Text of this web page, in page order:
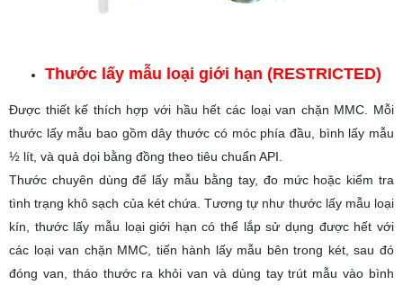
Thước lấy mẫu loại giới hạn (RESTRICTED)
Được thiết kế thích hợp với hầu hết các loại van chặn MMC. Mỗi
thước lấy mẫu bao gồm dây thước có móc phía đầu, bình lấy mẫu
½ lít, và quả dọi bằng đồng theo tiêu chuẩn API.
Thước chuyên dùng để lấy mẫu bằng tay, đo mức hoặc kiểm tra
tình trạng khô sạch của két chứa. Tương tự như thước lấy mẫu loại
kín, thước lấy mẫu loại giới hạn có thể lắp sử dụng được hết với
các loại van chặn MMC, tiến hành lấy mẫu bên trong két, sau đó
đóng van, tháo thước ra khỏi van và dùng tay trút mẫu vào bình